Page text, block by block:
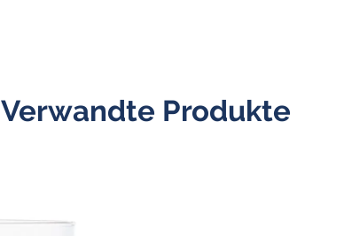
Verwandte Produkte